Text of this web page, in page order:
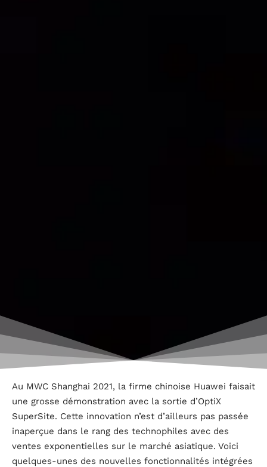
Au MWC Shanghai 2021, la firme chinoise Huawei faisait
une grosse démonstration avec la sortie d’OptiX
SuperSite. Cette innovation n’est d’ailleurs pas passée
inaperçue dans le rang des technophiles avec des
ventes exponentielles sur le marché asiatique. Voici
quelques-unes des nouvelles fonctionnalités intégrées